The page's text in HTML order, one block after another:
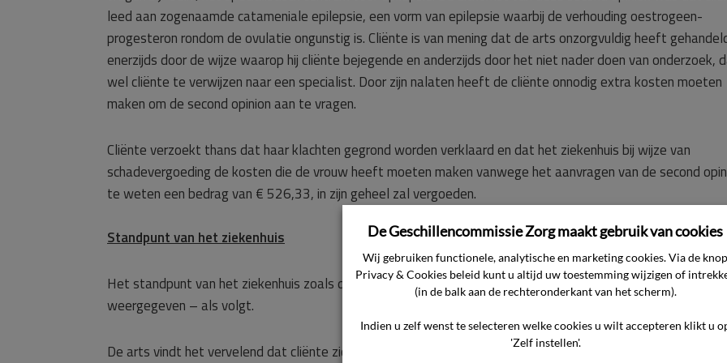
leed aan zogenaamde catameniale epilepsie, een vorm van epilepsie waarbij de verhouding oestrogeen-
progesteron rondom de ovulatie ongunstig is. Cliënte is van mening dat de arts onzorgvuldig heeft
enerzijds door de wijze waarop hij cliënte bejegende en anderzijds door het niet nader doen van onderzoek,
wel cliënte te verwijzen naar een specialist. Door zijn nalaten heeft de cliënte onnodig extra kosten moeten
maken om de second opinion aan te vragen.
Cliënte verzoekt thans dat haar klachten gegrond worden verklaard en dat het ziekenhuis bij wijze van
schadevergoeding de kosten die de vrouw heeft moeten maken vanwege het aanvragen van de second
te weten een bedrag van € 526,33, in zijn geheel zal vergoeden.
Standpunt van het ziekenhuis
Het standpunt van het ziekenhuis zoals dat uit het de door de commissie ontvangen stukken blijkt luidt –
weergegeven – als volgt.
De arts vindt het vervelend dat cliënte zich niet door hem gehoord heeft gevoeld. Hij erkent dat cliënte
De Geschillencommissie Zorg maakt gebruik van cookies
Wij gebruiken functionele, analytische en marketing cookies. Via de knop
Privacy & Cookies beleid kunt u altijd uw toestemming wijzigen of
(in de balk aan de rechteronderkant van het scherm).
Indien u zelf wenst te selecteren welke cookies u wilt accepteren klikt u
'Zelf instellen'.